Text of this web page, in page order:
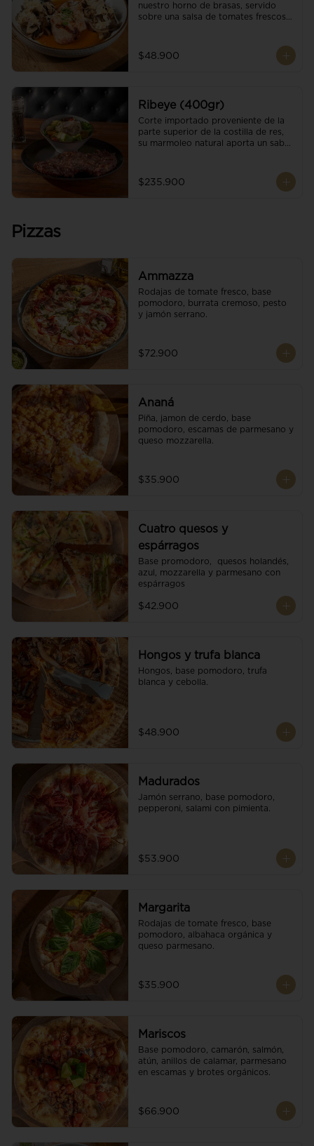
nuestro horno de brasas, servido
sobre una salsa de tomates frescos y
$48.900
Ribeye (400gr)
Corte importado proveniente de la
parte superior de la costilla de res,
su marmoleo natural aporta un sabor
con cristales de sal y mantequilla de
ajo y pimientos. Acompañado de una
$235.900
Pizzas
Ammazza
Rodajas de tomate fresco, base
pomodoro, burrata cremoso, pesto
y jamón serrano.
$72.900
Ananá
Piña, jamon de cerdo, base
pomodoro, escamas de parmesano y
queso mozzarella.
$35.900
Cuatro quesos y
espárragos
Base promodoro,  quesos holandés,
azul, mozzarella y parmesano con
espárragos
$42.900
Hongos y trufa blanca
Hongos, base pomodoro, trufa
blanca y cebolla.
$48.900
Madurados
Jamón serrano, base pomodoro,
pepperoni, salami con pimienta.
$53.900
Margarita
Rodajas de tomate fresco, base
pomodoro, albahaca orgánica y
queso parmesano.
$35.900
Mariscos
Base pomodoro, camarón, salmón,
atún, anillos de calamar, parmesano
en escamas y brotes orgánicos.
$66.900